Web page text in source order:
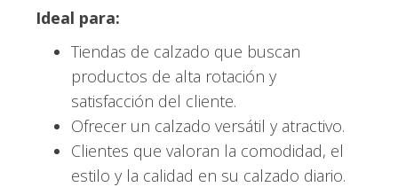
Ideal para:
Tiendas de calzado que buscan
productos de alta rotación y
satisfacción del cliente.
Ofrecer un calzado versátil y atractivo.
Clientes que valoran la comodidad, el
estilo y la calidad en su calzado diario.